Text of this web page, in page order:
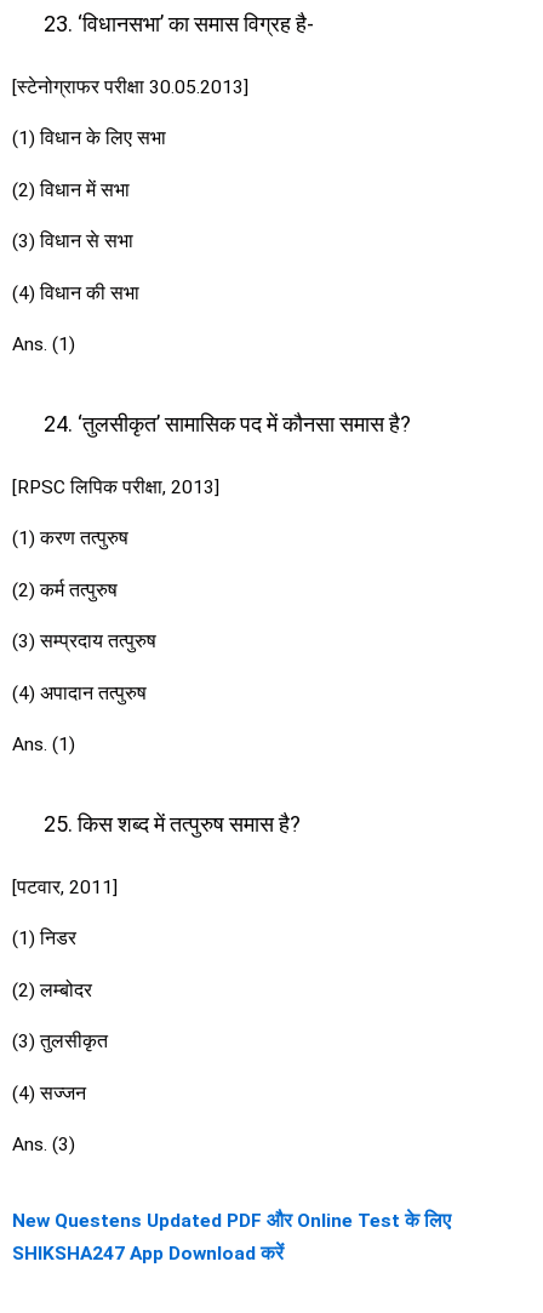
‘विधानसभा’ का समास विग्रह है-
[स्टेनोग्राफर परीक्षा 30.05.2013]
(1) विधान के लिए सभा
(2) विधान में सभा
(3) विधान से सभा
(4) विधान की सभा
Ans. (1)
‘तुलसीकृत’ सामासिक पद में कौनसा समास है?
[RPSC लिपिक परीक्षा, 2013]
(1) करण तत्पुरुष
(2) कर्म तत्पुरुष
(3) सम्प्रदाय तत्पुरुष
(4) अपादान तत्पुरुष
Ans. (1)
किस शब्द में तत्पुरुष समास है?
[पटवार, 2011]
(1) निडर
(2) लम्बोदर
(3) तुलसीकृत
(4) सज्जन
Ans. (3)
New Questens Updated PDF और Online Test के लिए
SHIKSHA247 App Download करें